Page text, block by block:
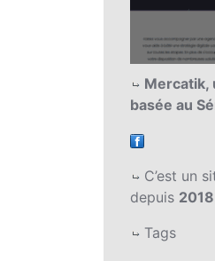
Mercatik,
basée au
C’est un
depuis 2018
Tags